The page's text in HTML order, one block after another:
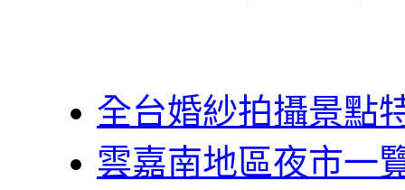
全台婚紗拍攝景點
雲嘉南地區夜市一